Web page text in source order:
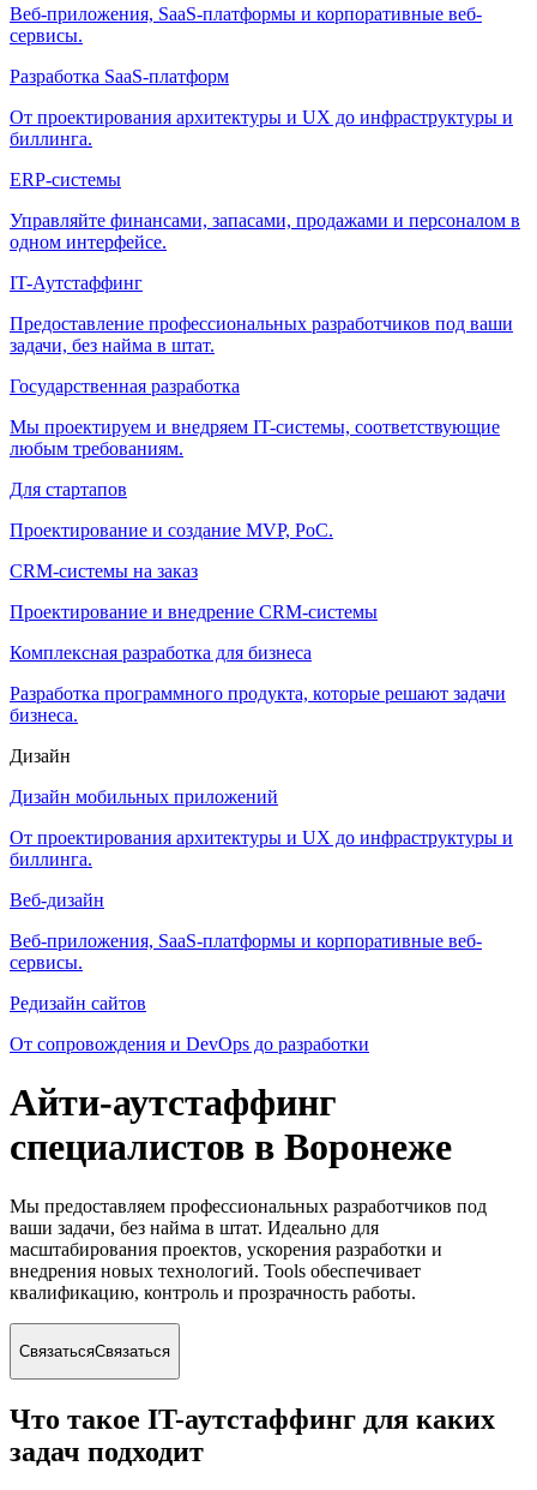
Веб-приложения, SaaS-платформы и корпоративные веб-
сервисы.
Разработка SaaS-платформ
От проектирования архитектуры и UX до инфраструктуры и
биллинга.
ERP-системы
Управляйте финансами, запасами, продажами и персоналом в
одном интерфейсе.
IT-Аутстаффинг
Предоставление профессиональных разработчиков под ваши
задачи, без найма в штат.
Государственная разработка
Мы проектируем и внедряем IT-системы, соответствующие
любым требованиям.
Для стартапов
Проектирование и создание MVP, PoC.
CRM-системы на заказ
Проектирование и внедрение CRM-системы
Комплексная разработка для бизнеса
Разработка программного продукта, которые решают задачи
бизнеса.
Дизайн
Дизайн мобильных приложений
От проектирования архитектуры и UX до инфраструктуры и
биллинга.
Веб-дизайн
Веб-приложения, SaaS-платформы и корпоративные веб-
сервисы.
Редизайн сайтов
От сопровождения и DevOps до разработки
Айти-аутстаффинг
специалистов в Воронеже
Мы предоставляем профессиональных разработчиков под
ваши задачи, без найма в штат. Идеально для
масштабирования проектов, ускорения разработки и
внедрения новых технологий. Tools обеспечивает
квалификацию, контроль и прозрачность работы.
СвязатьсяСвязаться
Что такое IT-аутстаффинг для каких
задач подходит